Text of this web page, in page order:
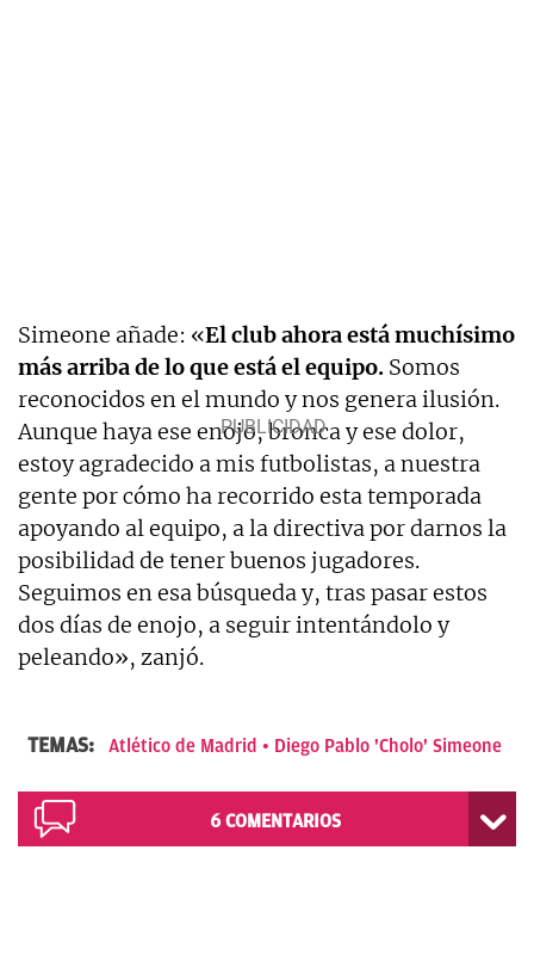
Simeone añade: «El club ahora está muchísimo
más arriba de lo que está el equipo. Somos
reconocidos en el mundo y nos genera ilusión.
Aunque haya ese enojo, bronca y ese dolor,
estoy agradecido a mis futbolistas, a nuestra
gente por cómo ha recorrido esta temporada
apoyando al equipo, a la directiva por darnos la
posibilidad de tener buenos jugadores.
Seguimos en esa búsqueda y, tras pasar estos
dos días de enojo, a seguir intentándolo y
peleando», zanjó.
TEMAS: Atlético de Madrid Diego Pablo 'Cholo' Simeone
6 COMENTARIOS